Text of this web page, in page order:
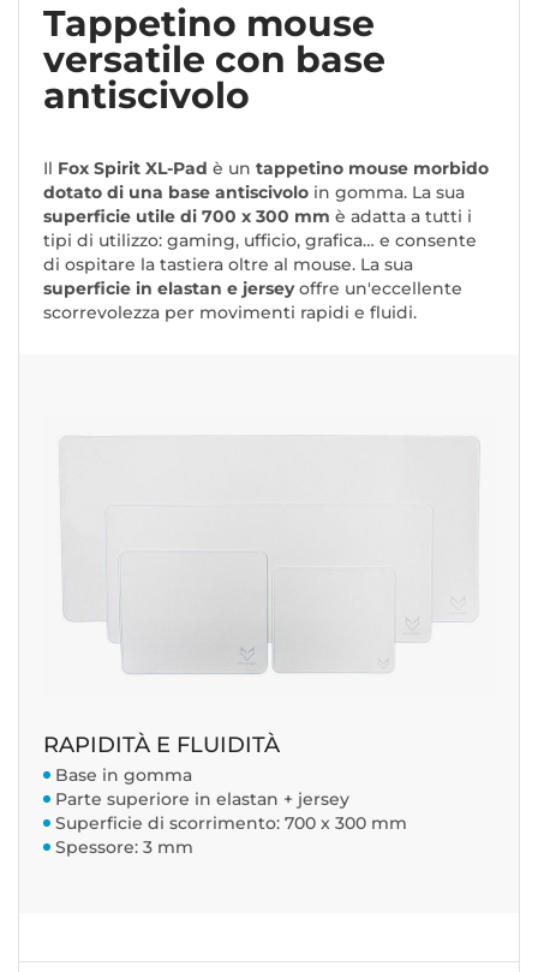
Tappetino mouse
versatile con base
antiscivolo
Il Fox Spirit XL-Pad è un tappetino mouse morbido
dotato di una base antiscivolo in gomma. La sua
superficie utile di 700 x 300 mm è adatta a tutti i
tipi di utilizzo: gaming, ufficio, grafica… e consente
di ospitare la tastiera oltre al mouse. La sua
superficie in elastan e jerseyoffre un'eccellente
scorrevolezza per movimenti rapidi e fluidi.
RAPIDITÀ E FLUIDITÀ
Base in gomma
Parte superiore in elastan + jersey
Superficie di scorrimento: 700 x 300 mm
Spessore: 3 mm